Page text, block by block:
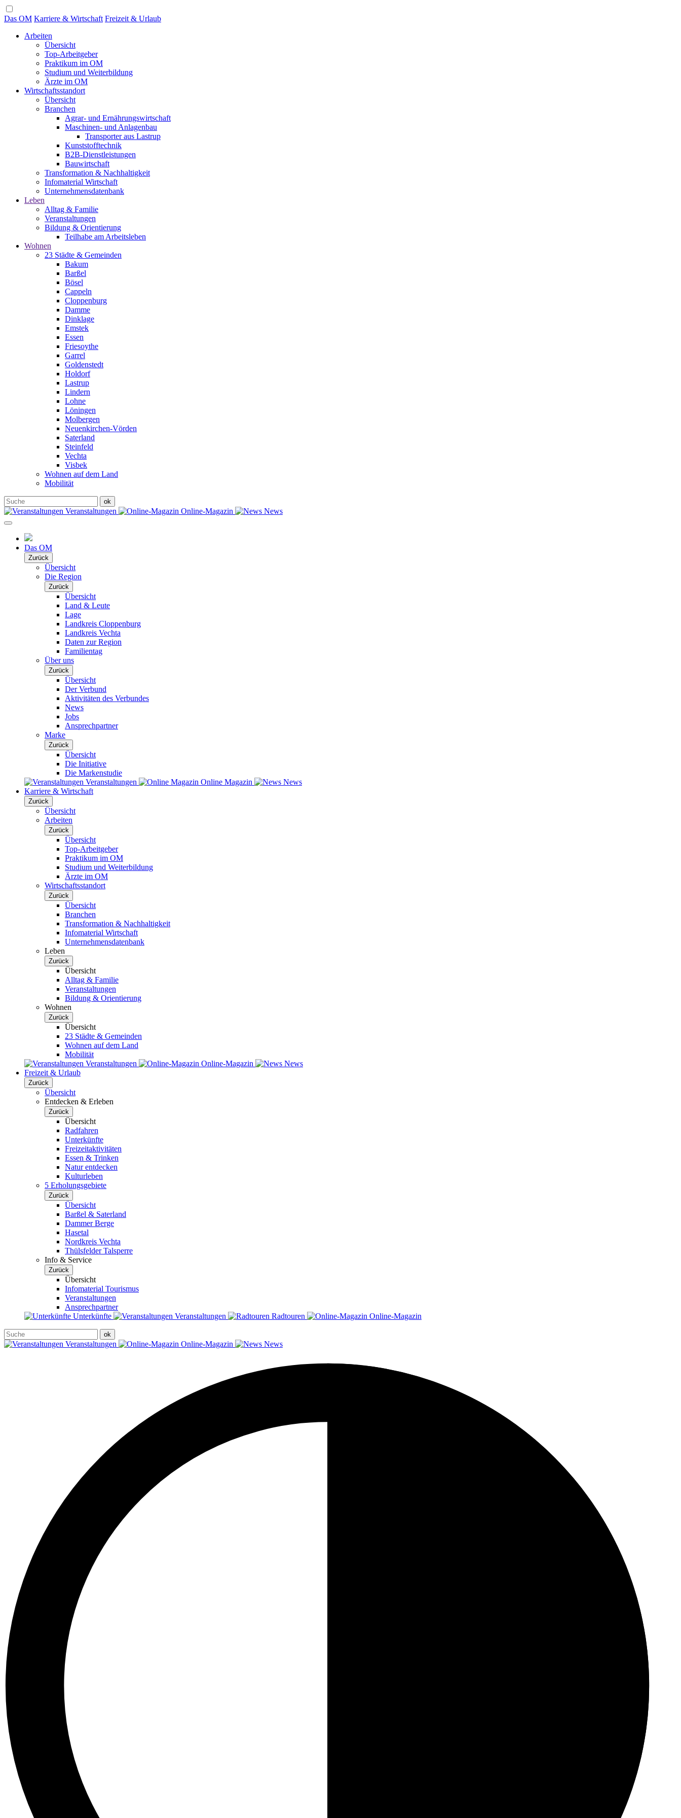
Das OM Karriere & Wirtschaft Freizeit & Urlaub
Arbeiten
Übersicht
Top-Arbeitgeber
Praktikum im OM
Studium und Weiterbildung
Ärzte im OM
Wirtschaftsstandort
Übersicht
Branchen
Agrar- und Ernährungswirtschaft
Maschinen- und Anlagenbau
Transporter aus Lastrup
Kunststofftechnik
B2B-Dienstleistungen
Bauwirtschaft
Transformation & Nachhaltigkeit
Infomaterial Wirtschaft
Unternehmensdatenbank
Leben
Alltag & Familie
Veranstaltungen
Bildung & Orientierung
Teilhabe am Arbeitsleben
Wohnen
23 Städte & Gemeinden
Bakum
Barßel
Bösel
Cappeln
Cloppenburg
Damme
Dinklage
Emstek
Essen
Friesoythe
Garrel
Goldenstedt
Holdorf
Lastrup
Lindern
Lohne
Löningen
Molbergen
Neuenkirchen-Vörden
Saterland
Steinfeld
Vechta
Visbek
Wohnen auf dem Land
Mobilität
Veranstaltungen Online-Magazin News
Das OM
Zurück
Übersicht
Die Region
Zurück
Übersicht
Land & Leute
Lage
Landkreis Cloppenburg
Landkreis Vechta
Daten zur Region
Familientag
Über uns
Zurück
Übersicht
Der Verbund
Aktivitäten des Verbundes
News
Jobs
Ansprechpartner
Marke
Zurück
Übersicht
Die Initiative
Die Markenstudie
Veranstaltungen
Online Magazin
News
Karriere & Wirtschaft
Zurück
Übersicht
Arbeiten
Zurück
Übersicht
Top-Arbeitgeber
Praktikum im OM
Studium und Weiterbildung
Ärzte im OM
Wirtschaftsstandort
Zurück
Übersicht
Branchen
Transformation & Nachhaltigkeit
Infomaterial Wirtschaft
Unternehmensdatenbank
Leben
Zurück
Übersicht
Alltag & Familie
Veranstaltungen
Bildung & Orientierung
Wohnen
Zurück
Übersicht
23 Städte & Gemeinden
Wohnen auf dem Land
Mobilität
Veranstaltungen
Online-Magazin
News
Freizeit & Urlaub
Zurück
Übersicht
Entdecken & Erleben
Zurück
Übersicht
Radfahren
Unterkünfte
Freizeitaktivitäten
Essen & Trinken
Natur entdecken
Kulturleben
5 Erholungsgebiete
Zurück
Übersicht
Barßel & Saterland
Dammer Berge
Hasetal
Nordkreis Vechta
Thülsfelder Talsperre
Info & Service
Zurück
Übersicht
Infomaterial Tourismus
Veranstaltungen
Ansprechpartner
Unterkünfte
Veranstaltungen Radtouren Online-Magazin
Veranstaltungen Online-Magazin News